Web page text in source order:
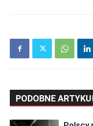
PODOBNE